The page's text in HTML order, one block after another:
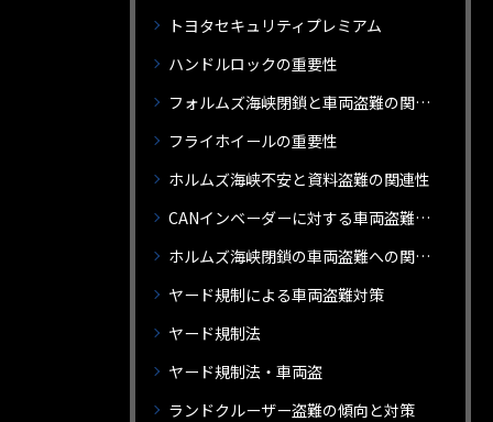
トヨタセキュリティプレミアム
ハンドルロックの重要性
フォルムズ海峡閉鎖と車両盗難の関連性
フライホイールの重要性
ホルムズ海峡不安と資料盗難の関連性
CANインベーダーに対する車両盗難防止対策
ホルムズ海峡閉鎖の車両盗難への関連性
ヤード規制による車両盗難対策
ヤード規制法
ヤード規制法・車両盗
ランドクルーザー盗難の傾向と対策